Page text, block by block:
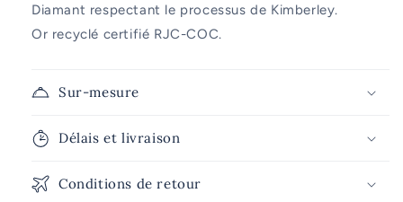
Diamant respectant le processus de Kimberley.
Or recyclé certifié RJC-COC.
Sur-mesure
Délais et livraison
Conditions de retour